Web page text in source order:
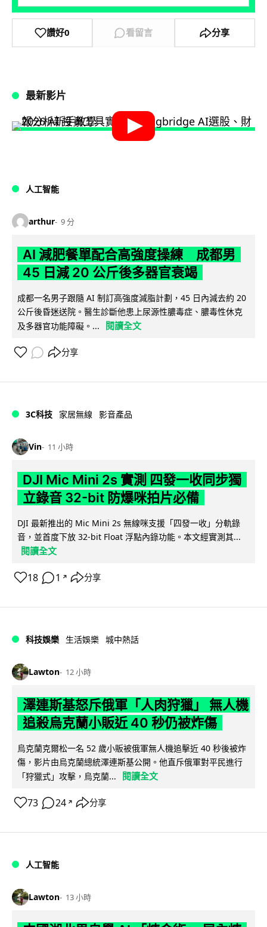
讚好0 看留言 分享
最新影片
人工智能
arthur 9 分
AI 減肥餐單配合高強度操練 成都男
45 日減 20 公斤後多器官衰竭
成都一名男子跟隨 AI 制訂高強度減脂計劃，45 日內減去約 20
公斤後昏迷送院。醫生診斷他患上尿源性膿毒症、膿毒性休克
及多器官功能障礙。...
閱讀全文
分享
3C科技 家居無線 影音產品
Vin 11 小時
DJI Mic Mini 2s 實測 四發一收同步獨
立錄音 32-bit 防爆咪拍片必備
DJI 最新推出的 Mic Mini 2s 無線咪支援「四發一收」分軌錄
音，並首度下放 32-bit Float 浮點內錄功能。本文經實測其...
閱讀全文
18 1 ↗ 分享
科技娛樂 生活娛樂 城中熱話
Lawton 12 小時
澤連斯基怒斥俄軍「人肉狩獵」 無人機
追殺烏克蘭小販近 40 秒仍被炸傷
烏克蘭克爾松一名 52 歲小販被俄軍無人機追擊近 40 秒後被炸
傷，影片由烏克蘭總統澤連斯基公開。他直斥俄軍對平民進行
「狩獵式」攻擊，烏克蘭...
閱讀全文
73 24 ↗ 分享
人工智能
Lawton 13 小時